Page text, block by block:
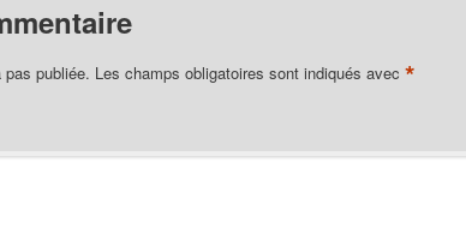
publiée. Les champs obligatoires sont indiqués avec *